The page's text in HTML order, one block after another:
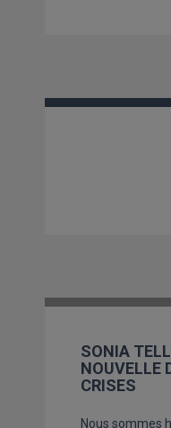
SONIA
NOUVELLE
CRISES
Nous sommes